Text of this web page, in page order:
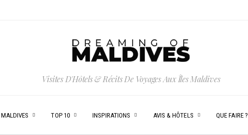
Visites D'Hôtels & Récits De Voyages Aux Îles Maldives
TOP 10 INSPIRATIONS AVIS & HÔTELS QUE FAIRE ?